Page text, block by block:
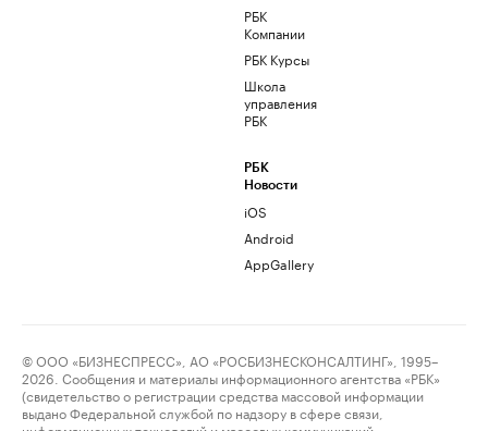
РБК
Компании
РБК Курсы
Школа
управления
РБК
РБК
Новости
iOS
Android
AppGallery
© ООО «БИЗНЕСПРЕСС», АО «РОСБИЗНЕСКОНСАЛТИНГ», 1995–
2026. Сообщения и материалы информационного агентства «РБК»
(свидетельство о регистрации средства массовой информации
выдано Федеральной службой по надзору в сфере связи,